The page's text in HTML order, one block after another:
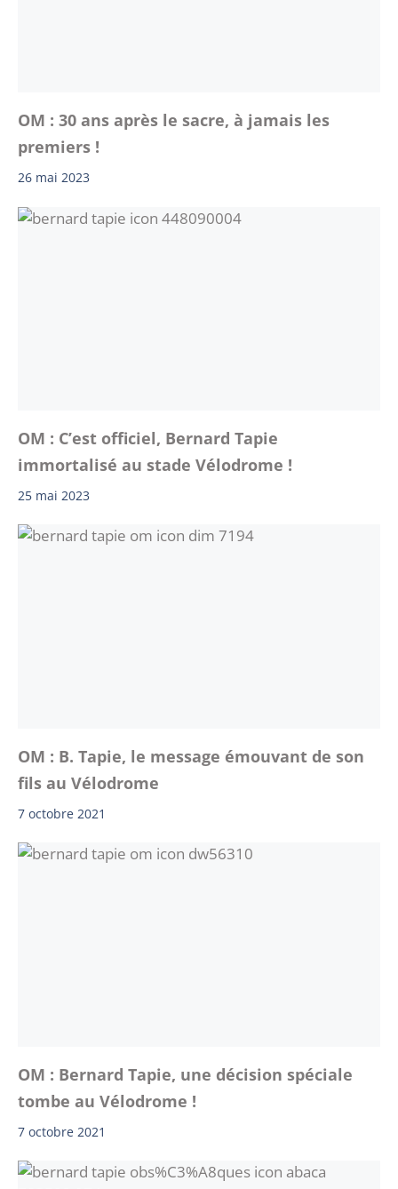
OM : 30 ans après le sacre, à jamais les
premiers !
26 mai 2023
OM : C’est officiel, Bernard Tapie
immortalisé au stade Vélodrome !
25 mai 2023
OM : B. Tapie, le message émouvant de son
fils au Vélodrome
7 octobre 2021
OM : Bernard Tapie, une décision spéciale
tombe au Vélodrome !
7 octobre 2021